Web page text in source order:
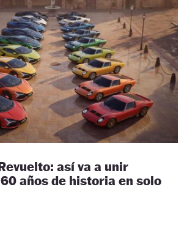
así va a unir
años de historia en solo